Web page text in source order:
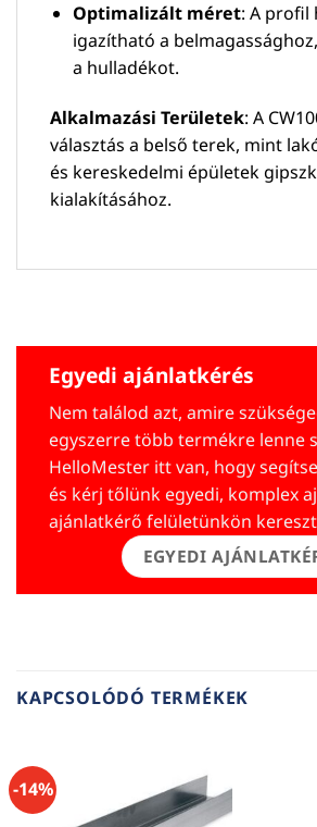
Optimalizált méret: A profil
igazítható a
a hulladékot.
Alkalmazási Területek: A
választás a belső terek, mint
és kereskedelmi épületek
kialakításához.
Egyedi ajánlatkérés
Nem találod azt, amire
egyszerre több termékre lenne
HelloMester itt van, hogy
és kérj tőlünk egyedi, komplex
ajánlatkérő felületünkön
EGYEDI
KAPCSOLÓDÓ TERMÉKEK
-14%